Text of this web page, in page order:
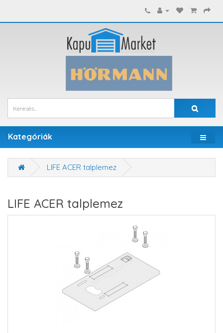
Kategóriák
LIFE ACER talplemez
LIFE ACER talplemez